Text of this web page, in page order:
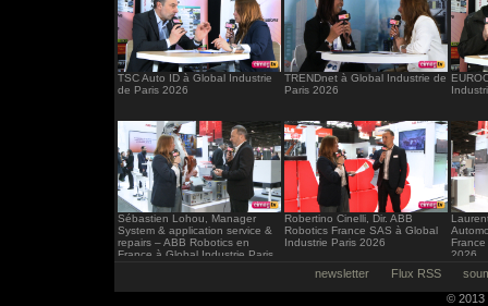
TSC Auto ID à Global Industrie
de Paris 2026
TRENDnet à Global Industrie de
Paris 2026
Sébastien Lohou, Manager
System & application service &
repairs – ABB Robotics en
France à Global Industrie Paris
Robertino Cinelli, Dir. ABB
Robotics France SAS à Global
Industrie Paris 2026
2026
newsletter Flux RSS
© 2013